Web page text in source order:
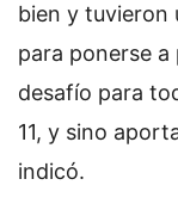
bien y tuvieron
para ponerse
desafío para
11, y sino
indicó.